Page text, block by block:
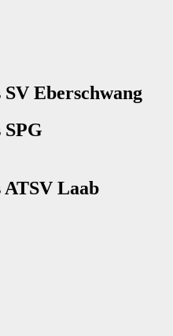
Eberschwang
Laab